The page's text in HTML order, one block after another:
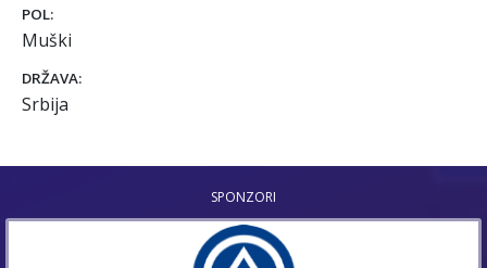
POL:
Muški
DRŽAVA:
Srbija
SPONZORI